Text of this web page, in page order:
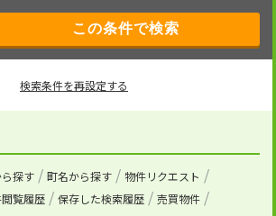
検索条件を再設定する
探す 町名から探す
物件リクエスト
覧履歴 保存した検索履歴 売買物件